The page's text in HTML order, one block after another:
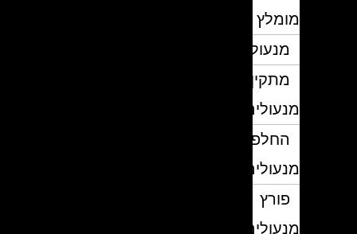
מומלץ
מנעולנים
מתקין
מנעולים
החלפת
מנעולים
פורץ
מנעולים